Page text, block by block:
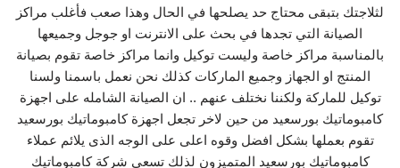
لثلاجتك بتبقى محتاج حد يصلحها في الحال وهذا صعب فأغلب مراكز
الصيانة التي تجدها في بحث على الانترنت او جوجل وجميعها
بالمناسبة مراكز خاصة وليست توكيل وانما مراكز خاصة تقوم بصيانة
المنتج او الجهاز وجميع الماركات كذلك نحن نعمل باسمنا ولسنا
توكيل للماركة ولكننا نختلف عنهم .. ان الصيانة الشامله على اجهزة
كامبوماتيك بورسعيد من حين لاخر تجعل اجهزة كامبوماتيك بورسعيد
تقوم بعملها بشكل افضل وقوه اعلى على الوجه الذى يلائم عملاء
كامبوماتيك بورسعيد المتميزون لذلك تسعى شركة كامبوماتيك